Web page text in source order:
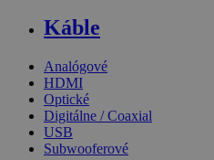
Káble
Analógové
HDMI
Optické
Digitálne / Coaxial
USB
Subwooferové